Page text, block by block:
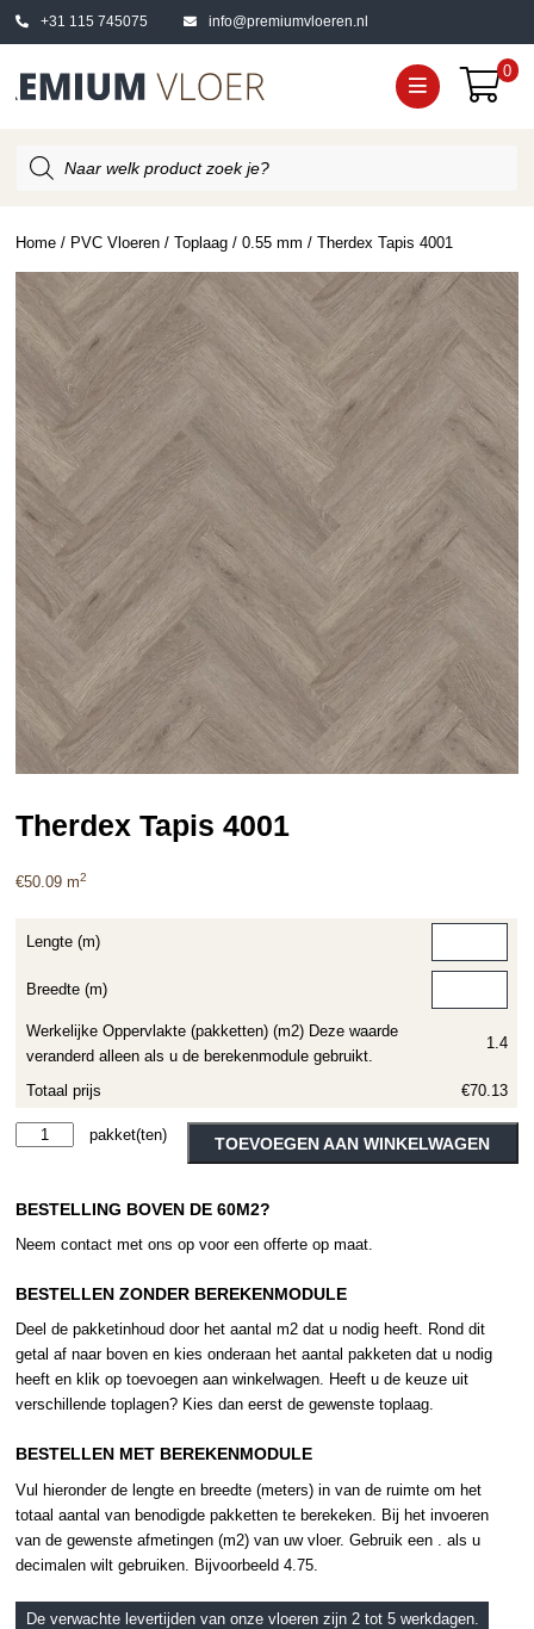
+31 115 745075 info@premiumvloeren.nl
0
zoeken
Home / PVC Vloeren /Toplaag /0.55 mm / Therdex Tapis 4001
Therdex Tapis 4001
€50.09 m2
Lengte (m)
Breedte (m)
Werkelijke Oppervlakte (pakketten) (m2) Deze waarde
veranderd alleen als u de berekenmodule gebruikt.
1.4
Totaal prijs €70.13
Therdex
aantal
TOEVOEGEN AAN WINKELWAGEN
Alternative:
BESTELLING BOVEN DE 60M2?
Neem contact met ons op voor een offerte op maat.
BESTELLEN ZONDER BEREKENMODULE
Deel de pakketinhoud door het aantal m2 dat u nodig heeft. Rond dit
getal af naar boven en kies onderaan het aantal pakketen dat u nodig
heeft en klik op toevoegen aan winkelwagen. Heeft u de keuze uit
verschillende toplagen? Kies dan eerst de gewenste toplaag.
BESTELLEN MET BEREKENMODULE
Vul hieronder de lengte en breedte (meters) in van de ruimte om het
totaal aantal van benodigde pakketten te berekeken. Bij het invoeren
van de gewenste afmetingen (m2) van uw vloer. Gebruik een . als u
decimalen wilt gebruiken. Bijvoorbeeld 4.75.
De verwachte levertijden van onze vloeren zijn 2 tot 5 werkdagen.